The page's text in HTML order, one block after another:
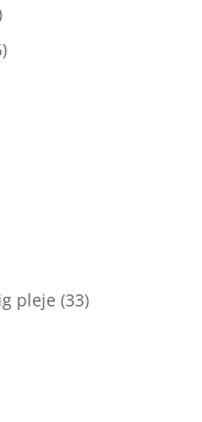
pleje (33)